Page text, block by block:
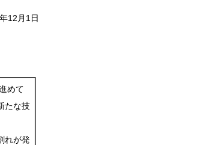
12月1日
めて
たな技
れが発